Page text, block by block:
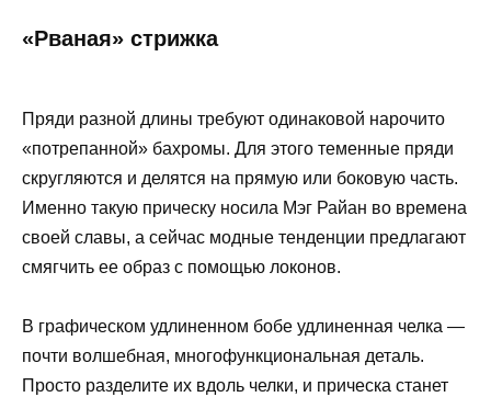
«Рваная» стрижка
Пряди разной длины требуют одинаковой нарочито
«потрепанной» бахромы. Для этого теменные пряди
скругляются и делятся на прямую или боковую часть.
Именно такую ​​прическу носила Мэг Райан во времена
своей славы, а сейчас модные тенденции предлагают
смягчить ее образ с помощью локонов.
В графическом удлиненном бобе удлиненная челка —
почти волшебная, многофункциональная деталь.
Просто разделите их вдоль челки, и прическа станет